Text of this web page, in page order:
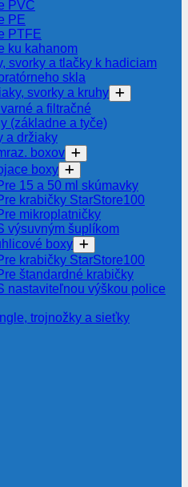
PVC
PE
PTFE
ku kahanom
svorky a tlačky k hadiciam
skla
svorky a kruhy
a filtračné
(základne a tyče)
a držiaky
boxov
boxy
15 a 50 ml skúmavky
krabičky StarStore100
mikroplatničky
výsuvným šuplíkom
boxy
krabičky StarStore100
štandardné krabičky
nastaviteľnou výškou police
trojnožky a sieťky